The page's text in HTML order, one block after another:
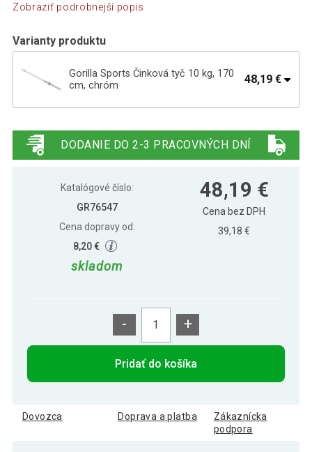
Zobraziť podrobnejší popis
Varianty produktu
Gorilla Sports Činková tyč 10 kg, 170
cm, chróm
48,19 €
chróm, 30/31 mm
DODANIE DO 2-3 PRACOVNÝCH DNÍ
Katalógové číslo:
GR76547
Cena dopravy od:
8,20 €
skladom
48,19 €
Cena bez DPH
39,18 €
- +
Pridať do košíka
Dovozca Doprava a platba
Zákaznícka
podpora